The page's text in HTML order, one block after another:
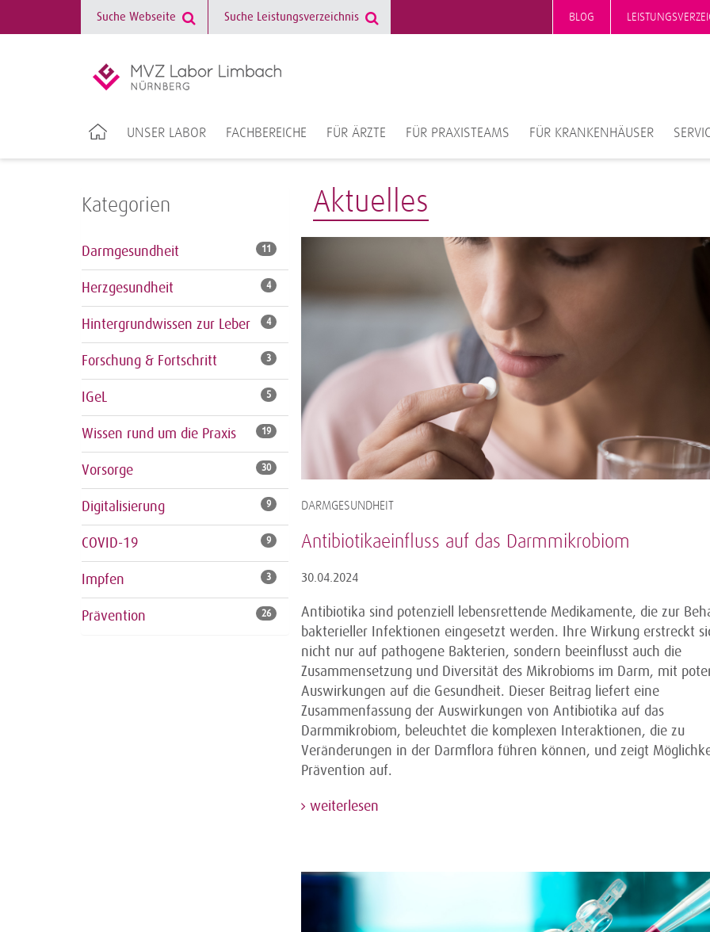
BLOG
UNSER LABOR FACHBEREICHE FÜR ÄRZTE FÜR PRAXISTEAMS FÜR KRANKENHÄUSER
Kategorien
Darmgesundheit 11
Herzgesundheit 4
Hintergrundwissen zur Leber 4
Forschung & Fortschritt 3
IGeL 5
Wissen rund um die Praxis 19
Vorsorge 30
Digitalisierung 9
COVID-19 9
Impfen 3
Prävention 26
Aktuelles
DARMGESUNDHEIT
Antibiotikaeinfluss auf das Darmmikrobiom
30.04.2024
Antibiotika sind potenziell lebensrettende Medikamente, die zur
bakterieller Infektionen eingesetzt werden. Ihre Wirkung erstreckt
nicht nur auf pathogene Bakterien, sondern beeinflusst auch die
Zusammensetzung und Diversität des Mikrobioms im Darm, mit
Auswirkungen auf die Gesundheit. Dieser Beitrag liefert eine
Zusammenfassung der Auswirkungen von Antibiotika auf das
Darmmikrobiom, beleuchtet die komplexen Interaktionen, die zu
Veränderungen in der Darmflora führen können, und zeigt
Prävention auf.
weiterlesen